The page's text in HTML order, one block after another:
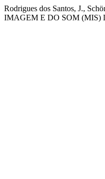
Rodrigues dos Santos, J.,
IMAGEM E DO SOM (MIS)